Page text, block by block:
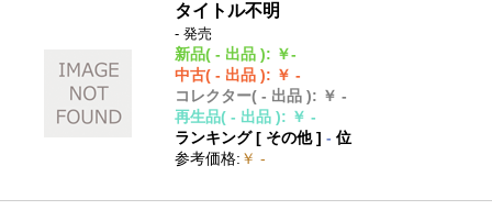
タイトル不明
- 発売
新品( - 出品 ): ￥-
中古( - 出品 ): ￥ -
コレクター( - 出品 ): ￥ -
再生品( - 出品 ): ￥ -
ランキング [ その他]- 位
参考価格: ￥ -